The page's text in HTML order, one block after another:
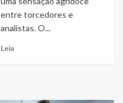
entre torcedores e
analistas. O...
Leia